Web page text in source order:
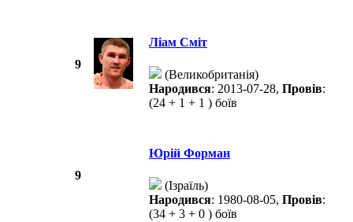
9
Ліам Сміт
(Великобританія)
Народився: 2013-07-28, Провів:
(24 + 1 + 1 ) боїв
9
Юрій Форман
(Ізраїль)
Народився: 1980-08-05, Провів:
(34 + 3 + 0 ) боїв